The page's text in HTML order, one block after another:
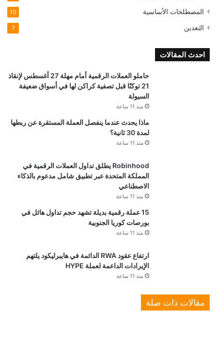
المصطلحات الأساسية 10
التعدين 7
احدث المقالات
حاملو العملات الرقمية أمام مهلة 27 أغسطس لإنقاذ
21 توكنًا قبل تصفية كراكن لها في أسواق ضعيفة
السيولة
منذ 11 ساعة
ماذا يحدث عندما ينفصل العملة المستقرة عن ربطها
لمدة 30 ثانية؟
منذ 11 ساعة
Robinhood يطلق تداول العملات الرقمية في
المملكة المتحدة عبر تطبيق شامل مدعوم بالذكاء
الاصطناعي
منذ 11 ساعة
15 عملة رقمية بديلة تشهد حجم تداول هائل في
بورصات كوريا الجنوبية
منذ 11 ساعة
ارتفاع عقود RWA الدائمة في هايبرليكود يلتهم
الإيرادات الداعمة لعملة HYPE
منذ 11 ساعة
مقالات ذات صلة